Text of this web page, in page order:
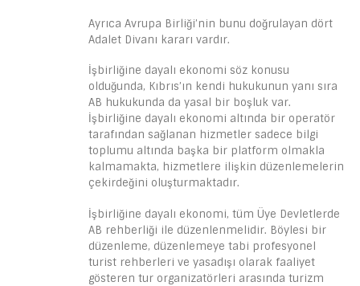
Ayrıca Avrupa Birliği’nin bunu doğrulayan dört
Adalet Divanı kararı vardır.
İşbirliğine dayalı ekonomi söz konusu
olduğunda, Kıbrıs’ın kendi hukukunun yanı sıra
AB hukukunda da yasal bir boşluk var.
İşbirliğine dayalı ekonomi altında bir operatör
tarafından sağlanan hizmetler sadece bilgi
toplumu altında başka bir platform olmakla
kalmamakta, hizmetlere ilişkin düzenlemelerin
çekirdeğini oluşturmaktadır.
İşbirliğine dayalı ekonomi, tüm Üye Devletlerde
AB rehberliği ile düzenlenmelidir. Böylesi bir
düzenleme, düzenlemeye tabi profesyonel
turist rehberleri ve yasadışı olarak faaliyet
gösteren tur organizatörleri arasında turizm